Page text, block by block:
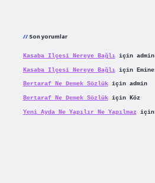
Son yorumlar
Kasaba Ilçesi Nereye Bağlıiçin admin
Kasaba Ilçesi Nereye Bağlıiçin Emine
Bertaraf Ne Demek Sözlükiçin admin
Bertaraf Ne Demek Sözlükiçin Köz
Yeni Ayda Ne Yapılır Ne Yapılmaziçin